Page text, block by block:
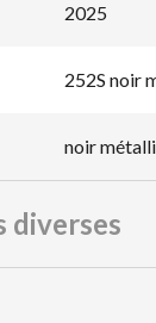
2025
252S noir
noir
diverses